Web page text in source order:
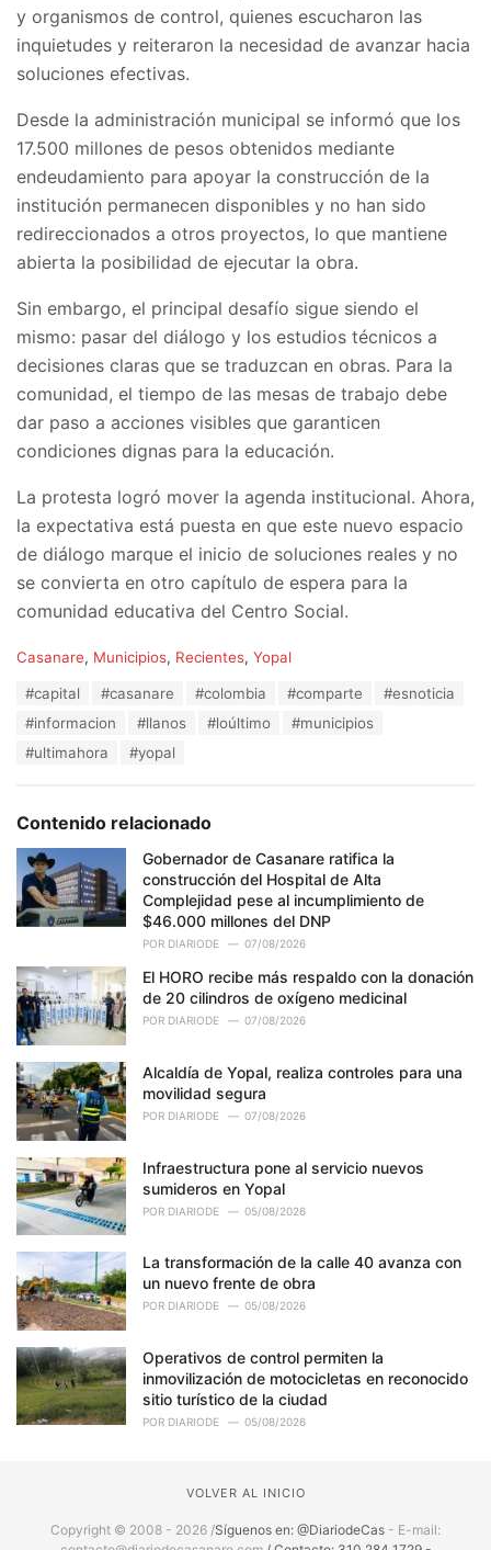
y organismos de control, quienes escucharon las
inquietudes y reiteraron la necesidad de avanzar hacia
soluciones efectivas.
Desde la administración municipal se informó que los
17.500 millones de pesos obtenidos mediante
endeudamiento para apoyar la construcción de la
institución permanecen disponibles y no han sido
redireccionados a otros proyectos, lo que mantiene
abierta la posibilidad de ejecutar la obra.
Sin embargo, el principal desafío sigue siendo el
mismo: pasar del diálogo y los estudios técnicos a
decisiones claras que se traduzcan en obras. Para la
comunidad, el tiempo de las mesas de trabajo debe
dar paso a acciones visibles que garanticen
condiciones dignas para la educación.
La protesta logró mover la agenda institucional. Ahora,
la expectativa está puesta en que este nuevo espacio
de diálogo marque el inicio de soluciones reales y no
se convierta en otro capítulo de espera para la
comunidad educativa del Centro Social.
C
e
s
:
Casanare, Municipios, Recientes, Yopal
#capital #casanare #colombia #comparte
#esnoticia
#informacion
#llanos #loúltimo
#municipios
#ultimahora
#yopal
Contenido relacionado
Gobernador de Casanare ratifica la
construcción del Hospital de Alta
Complejidad pese al incumplimiento de
$46.000 millones del DNP
POR DIARIODE 07/08/2026
El HORO recibe más respaldo con la donación
de 20 cilindros de oxígeno medicinal
POR DIARIODE 07/08/2026
Alcaldía de Yopal, realiza controles para una
movilidad segura
POR DIARIODE 07/08/2026
Infraestructura pone al servicio nuevos
sumideros en Yopal
POR DIARIODE 05/08/2026
La transformación de la calle 40 avanza con
un nuevo frente de obra
POR DIARIODE 05/08/2026
Operativos de control permiten la
inmovilización de motocicletas en reconocido
sitio turístico de la ciudad
POR DIARIODE 05/08/2026
VOLVER AL INICIO
Copyright © 2008 - 2026 /Síguenos en: @DiariodeCas - E-mail: